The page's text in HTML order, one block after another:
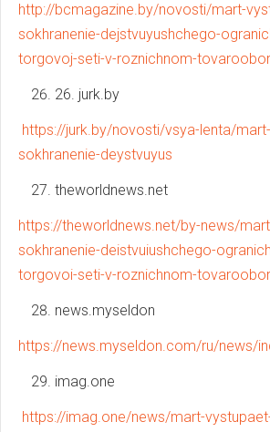
http://bcmagazine.by/novosti/mart-
sokhranenie-dejstvuyushchego-
torgovoj-seti-v-roznichnom-
26. jurk.by
https://jurk.by/novosti/vsya-lenta/
sokhranenie-deystvuyus
theworldnews.net
https://theworldnews.net/by-news/
sokhranenie-deistvuiushchego-
torgovoi-seti-v-roznichnom-
news.myseldon
https://news.myseldon.com/ru/news/
imag.one
https://imag.one/news/mart-